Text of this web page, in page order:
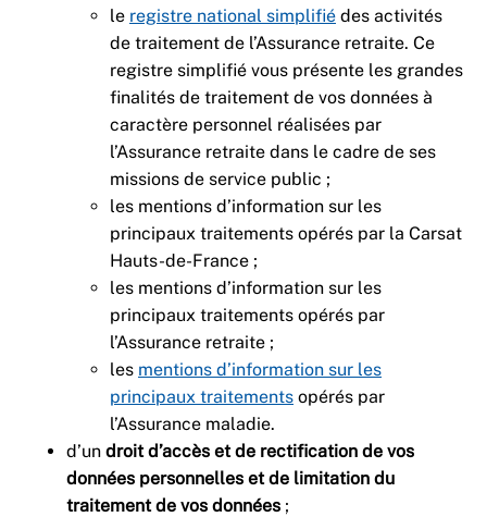
le registre national simplifié des activités
de traitement de l’Assurance retraite. Ce
registre simplifié vous présente les grandes
finalités de traitement de vos données à
caractère personnel réalisées par
l’Assurance retraite dans le cadre de ses
missions de service public ;
les mentions d’information sur les
principaux traitements opérés par la Carsat
Hauts-de-France ;
les mentions d’information sur les
principaux traitements opérés par
l’Assurance retraite ;
les mentions d’information sur les
principaux traitements opérés par
l’Assurance maladie.
d’un droit d’accès et de rectification de vos
données personnelles et de limitation du
traitement de vos données ;